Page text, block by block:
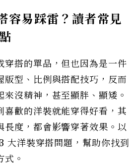
容易踩雷？讀者常見
穿搭的單品，但也因為是一件
版型、比例與搭配技巧，反而
來沒精神，甚至顯胖、顯矮。
喜歡的洋裝就能穿得好看，其
長度，都會影響穿著效果。以
大洋裝穿搭問題，幫助你找到
式。